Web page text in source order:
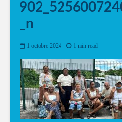
_n
1 octobre 2024 1 min read